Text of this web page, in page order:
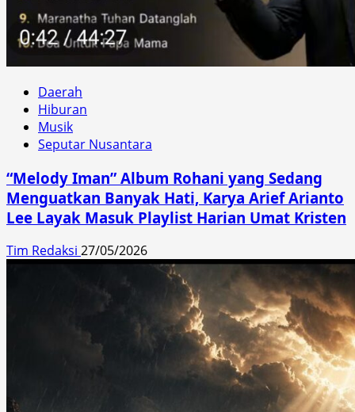
Daerah
Hiburan
Musik
Seputar Nusantara
“Melody Iman” Album Rohani yang Sedang
Menguatkan Banyak Hati, Karya Arief Arianto
Lee Layak Masuk Playlist Harian Umat Kristen
Tim Redaksi 27/05/2026